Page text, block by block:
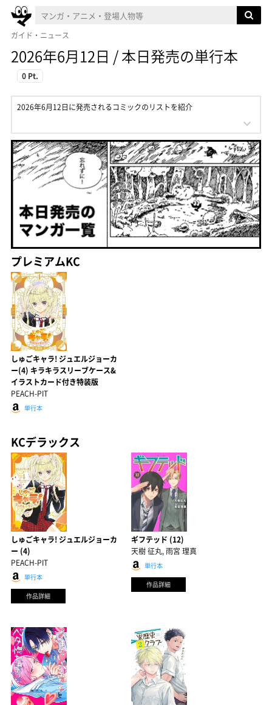
ガイド・ニュース
2026年6月12日 / 本日発売の単行本
0 Pt.
2026年6月12日に発売されるコミックのリストを紹介
プレミアムKC
しゅごキャラ! ジュエルジョーカ
ー(4) キラキラスリーブケース&
イラストカード付き特装版
PEACH-PIT
単行本
KCデラックス
しゅごキャラ! ジュエルジョーカ
ー (4)
PEACH-PIT
単行本
作品詳細
ギフテッド (12)
天樹 征丸, 雨宮 理真
単行本
作品詳細